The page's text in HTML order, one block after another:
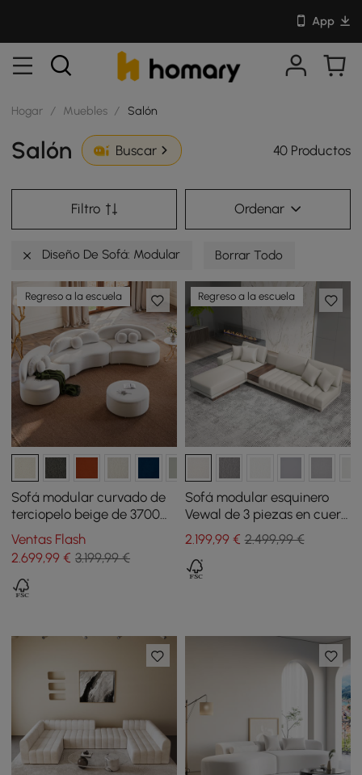
App
Hogar / Muebles / Salón
Salón Buscar 40 Productos
Filtro Ordenar
Diseño De Sofá: Modular Borrar Todo
Regreso a la escuela
Sofá modular curvado de
terciopelo beige de 3700
mm en 4 piezas, con
otomana y cojines
Ventas Flash
2.699,99 € 3.199,99 €
Regreso a la escuela
Sofá modular esquinero
Vewal de 3 piezas en cuero
de alto rendimiento con
chaise longue y puff, 320
cm
2.199,99€ 2.499,99 €